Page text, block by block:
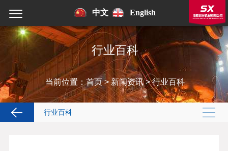
中文 English
行业百科
当前位置：首页>新闻资讯>行业百科
行业百科